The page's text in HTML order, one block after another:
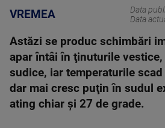
VREMEA Data
Data
Astăzi se produc schimbări
apar întâi în ţinuturile
sudice, iar temperaturile
dar mai cresc puţin în sudul
ating chiar şi 27 de grade.